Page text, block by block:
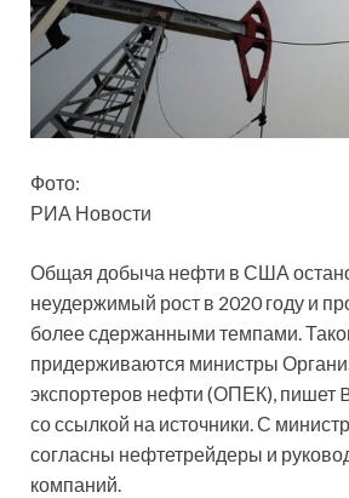
Фото:
РИА Новости
Общая добыча нефти в США
неудержимый рост в 2020 году и
более сдержанными темпами.
придерживаются министры
экспортеров нефти (ОПЕК), пишет
со ссылкой на источники. С
согласны нефтетрейдеры и
компаний.